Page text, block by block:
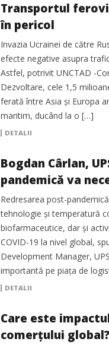
Transportul
în pericol
Invazia Ucrainei de către
efecte negative asupra
Astfel, potrivit UNCTAD -
Dezvoltare, cele 1,5
ferată între Asia și Europa
maritim, ducând la o […]
DETALII
Bogdan Cârlan,
pandemică va
bazate pe
Redresarea post-
tehnologie și temperatură
biofarmaceutice, dar și
COVID-19 la nivel global,
Development Manager,
importantă pe piața de
DETALII
Care este
comerțului global?